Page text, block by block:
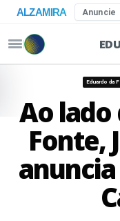
ALZAMIRA Anuncie
Eduardo da
Ao lado
Fonte,